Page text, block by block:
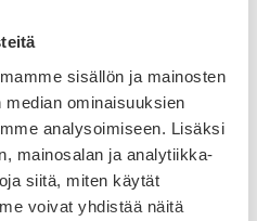
sisällön ja mainosten
ominaisuuksien
analysoimiseen. Lisäksi
mainosalan ja analytiikka-
siitä, miten käytät
voivat yhdistää näitä
voit sisustaa
ilmava
keittiö,
ja turvapuhelin.
ovat upeat